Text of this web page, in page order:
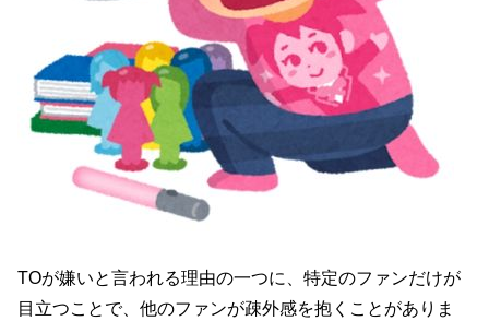
TOが嫌いと言われる理由の一つに、特定のファンだけが
目立つことで、他のファンが疎外感を抱くことがありま